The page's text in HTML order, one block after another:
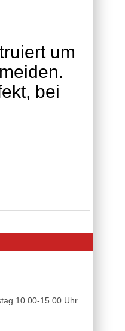
um
bei
10.00-15.00 Uhr